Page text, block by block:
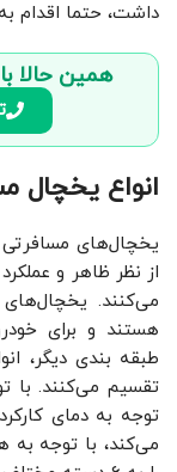
داشت، حتما اقدام
همین حالا
انواع یخچال
یخچال‌های مسافرتی
از نظر ظاهر و
می‌کنند.
هستند و برای
طبقه بندی دیگر،
تقسیم می‌کنند. با
توجه به دمای
می‌کند، با توجه به